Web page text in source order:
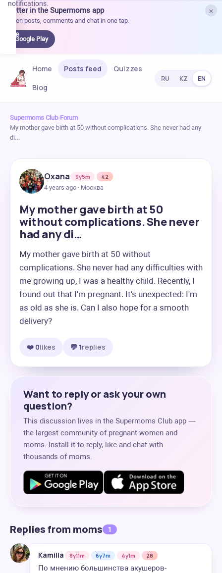
×
Better in the Supermoms app
Open posts, comments and chat in one tap.
Google Play
notifications.
Home Posts feed
Quizzes
Blog
RU KZ EN
Supermoms Club›Forum›
My mother gave birth at 50 without complications. She never had any
di…
Oxana 9y5m
42
4 years ago · Москва
My mother gave birth at 50
without complications. She never
had any di…
My mother gave birth at 50 without
complications. She never had any difficulties with
me growing up, I was a healthy child. Recently, I
found out that I'm pregnant. It's unexpected: I'm
as old as she is. Can I also hope for a smooth
delivery?
❤️ 0likes 💬 1replies
Want to reply or ask your own
question?
This discussion lives in the Supermoms Club app —
the largest community of pregnant women and
moms. Install it to reply, like and chat with
thousands of moms.
Replies from moms 1
Kamilla 8y11m 6y7m 4y1m 28
По мнению большинства акушеров-